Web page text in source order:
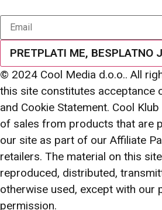
© 2024 Cool Media d.o.o.. All
this site constitutes acceptance
and Cookie Statement. Cool
of sales from products that are
our site as part of our Affiliate
retailers. The material on this
reproduced, distributed,
otherwise used, except with our
permission.